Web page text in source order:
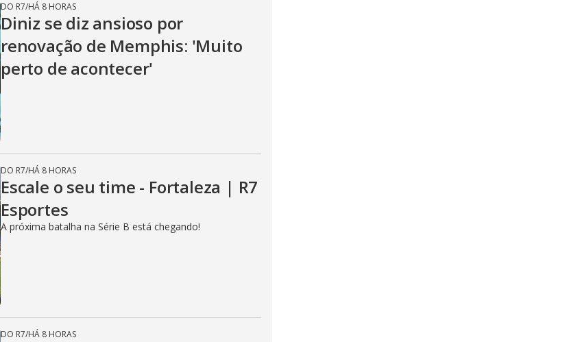
DO R7/HÁ 8 HORAS
Diniz se diz ansioso por
renovação de Memphis: 'Muito
perto de acontecer'
DO R7/HÁ 8 HORAS
Escale o seu time - Fortaleza | R7
Esportes
A próxima batalha na Série B está chegando!
DO R7/HÁ 8 HORAS